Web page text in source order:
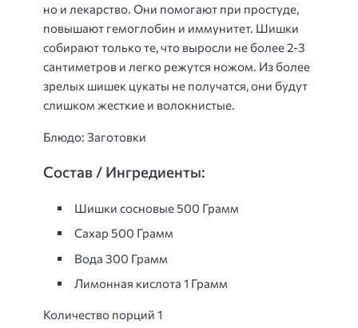
но и лекарство. Они помогают при простуде,
повышают гемоглобин и иммунитет. Шишки
собирают только те, что выросли не более 2-3
сантиметров и легко режутся ножом. Из более
зрелых шишек цукаты не получатся, они будут
слишком жесткие и волокнистые.
Блюдо: Заготовки
Состав / Ингредиенты:
Шишки сосновые 500 Грамм
Сахар 500 Грамм
Вода 300 Грамм
Лимонная кислота 1 Грамм
Количество порций 1